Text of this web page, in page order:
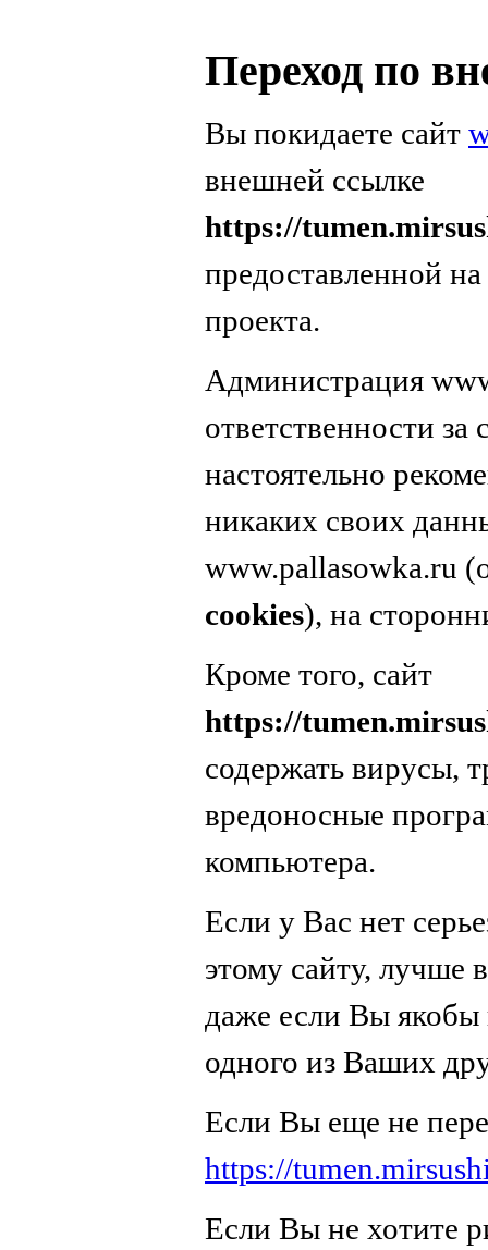
Переход по
Вы покидаете сайт
внешней ссылке
https://
предоставленной
проекта.
Администрация
ответственности
настоятельно
никаких своих
www.pallasowka.ru
cookies), на
Кроме того, сайт
https://
содержать вирусы,
вредоносные
компьютера.
Если у Вас нет
этому сайту, лучше
даже если Вы якобы
одного из Ваших
Если Вы еще не
https://
Если Вы не хотите